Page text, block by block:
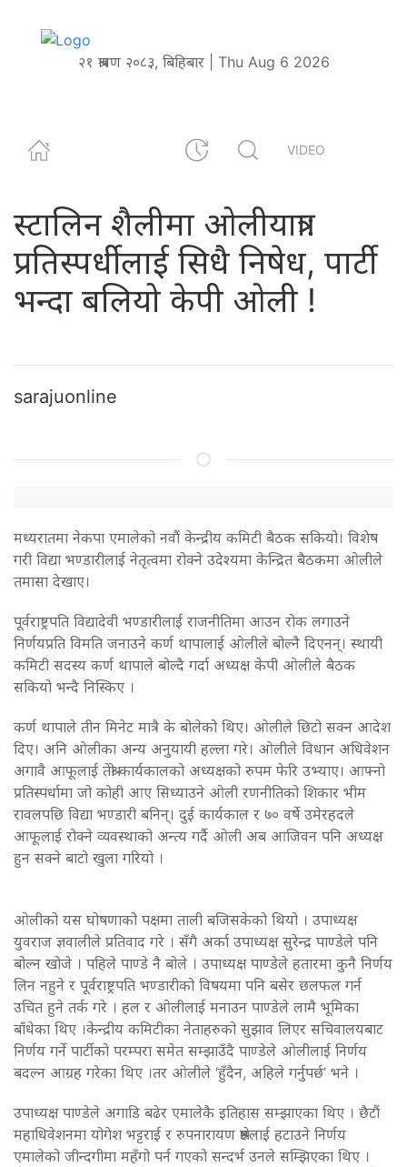
२१ श्रावण २०८३, बिहिबार | Thu Aug 6 2026
VIDEO
स्टालिन शैलीमा ओलीयात्रा:
प्रतिस्पर्धीलाई सिधै निषेध, पार्टी
भन्दा बलियो केपी ओली !
sarajuonline
मध्यरातमा नेकपा एमालेको नवौं केन्द्रीय कमिटी बैठक सकियो। विशेष
गरी विद्या भण्डारीलाई नेतृत्वमा रोक्ने उदेश्यमा केन्द्रित बैठकमा ओलीले
तमासा देखाए।
पूर्वराष्ट्रपति विद्यादेवी भण्डारीलाई राजनीतिमा आउन रोक लगाउने
निर्णयप्रति विमति जनाउने कर्ण थापालाई ओलीले बोल्नै दिएनन्। स्थायी
कमिटी सदस्य कर्ण थापाले बोल्दै गर्दा अध्यक्ष केपी ओलीले बैठक
सकियो भन्दै निस्किए ।
कर्ण थापाले तीन मिनेट मात्रै के बोलेको थिए। ओलीले छिटो सक्न आदेश
दिए। अनि ओलीका अन्य अनुयायी हल्ला गरे। ओलीले विधान अधिवेशन
अगावै आफूलाई तेश्रो कार्यकालको अध्यक्षको रुपम फेरि उभ्याए। आफ्नो
प्रतिस्पर्धामा जो कोही आए सिध्याउने ओली रणनीतिको शिकार भीम
रावलपछि विद्या भण्डारी बनिन्। दुई कार्यकाल र ७० वर्षे उमेरहदले
आफूलाई रोक्ने व्यवस्थाको अन्त्य गर्दै ओली अब आजिवन पनि अध्यक्ष
हुन सक्ने बाटो खुला गरियो ।
ओलीको यस घोषणाको पक्षमा ताली बजिसकेको थियो । उपाध्यक्ष
युवराज ज्ञवालीले प्रतिवाद गरे । सँगै अर्का उपाध्यक्ष सुरेन्द्र पाण्डेले पनि
बोल्न खोजे । पहिले पाण्डे नै बोले । उपाध्यक्ष पाण्डेले हतारमा कुनै निर्णय
लिन नहुने र पूर्वराष्ट्रपति भण्डारीको विषयमा पनि बसेर छलफल गर्न
उचित हुने तर्क गरे । हल र ओलीलाई मनाउन पाण्डेले लामै भूमिका
बाँधेका थिए ।केन्द्रीय कमिटीका नेताहरुको सुझाव लिएर सचिवालयबाट
निर्णय गर्ने पार्टीको परम्परा समेत सम्झाउँदै पाण्डेले ओलीलाई निर्णय
बदल्न आग्रह गरेका थिए ।तर ओलीले ‘हुँदैन, अहिले गर्नुपर्छ’ भने ।
उपाध्यक्ष पाण्डेले अगाडि बढेर एमालेकै इतिहास सम्झाएका थिए । छैटौं
महाधिवेशनमा योगेश भट्टराई र रुपनारायण श्रेष्ठलाई हटाउने निर्णय
एमालेको जीन्दगीमा महँगो पर्न गएको सन्दर्भ उनले सम्झिएका थिए ।